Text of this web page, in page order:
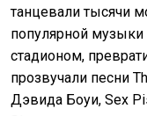
танцевали тысячи
популярной музыки
стадионом,
прозвучали песни
Дэвида Боуи, Sex